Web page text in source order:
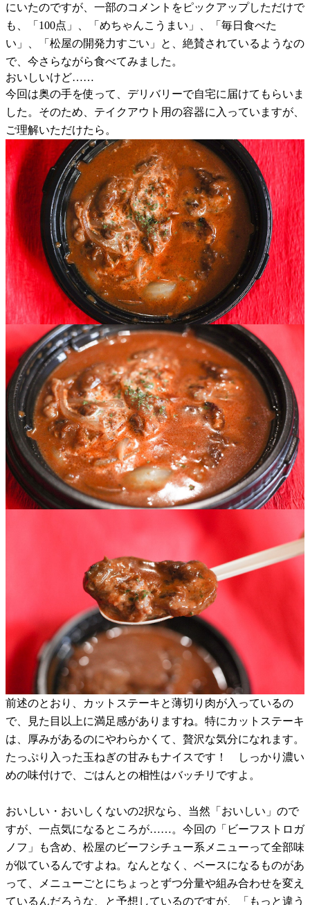
にいたのですが、一部のコメントをピックアップしただけで
も、「100点」、「めちゃんこうまい」、「毎日食べた
い」、「松屋の開発力すごい」と、絶賛されているようなの
で、今さらながら食べてみました。
おいしいけど……
今回は奥の手を使って、デリバリーで自宅に届けてもらいま
した。そのため、テイクアウト用の容器に入っていますが、
ご理解いただけたら。
前述のとおり、カットステーキと薄切り肉が入っているの
で、見た目以上に満足感がありますね。特にカットステーキ
は、厚みがあるのにやわらかくて、贅沢な気分になれます。
たっぷり入った玉ねぎの甘みもナイスです！ しっかり濃い
めの味付けで、ごはんとの相性はバッチリですよ。
おいしい・おいしくないの2択なら、当然「おいしい」ので
すが、一点気になるところが……。今回の「ビーフストロガ
ノフ」も含め、松屋のビーフシチュー系メニューって全部味
が似ているんですよね。なんとなく、ベースになるものがあ
って、メニューごとにちょっとずつ分量や組み合わせを変え
ているんだろうな、と予想しているのですが、「もっと違う